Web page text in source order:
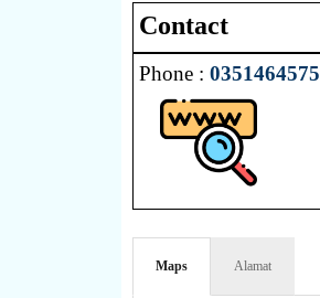
Contact
Phone :0351464575
Maps Alamat